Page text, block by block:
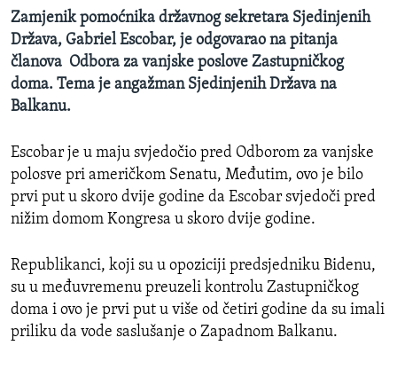
Jezici
Zamjenik pomoćnika državnog sekretara Sjedinjenih
Država, Gabriel Escobar, je odgovarao na pitanja
članova Odbora za vanjske poslove Zastupničkog
doma. Tema je angažman Sjedinjenih Država na
Balkanu.
Escobar je u maju svjedočio pred Odborom za vanjske
polosve pri američkom Senatu, Međutim, ovo je bilo
prvi put u skoro dvije godine da Escobar svjedoči pred
nižim domom Kongresa u skoro dvije godine.
Republikanci, koji su u opoziciji predsjedniku Bidenu,
su u međuvremenu preuzeli kontrolu Zastupničkog
doma i ovo je prvi put u više od četiri godine da su imali
priliku da vode saslušanje o Zapadnom Balkanu.